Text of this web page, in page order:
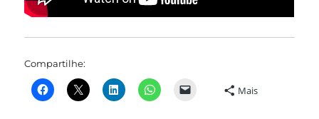
Compartilhe:
Mais